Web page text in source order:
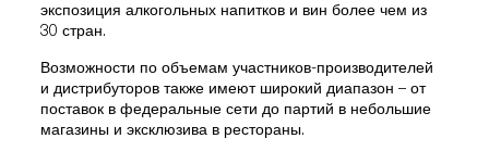
экспозиция алкогольных напитков и вин более чем из
30 стран.
Возможности по объемам участников-производителей
и дистрибуторов также имеют широкий диапазон – от
поставок в федеральные сети до партий в небольшие
магазины и эксклюзива в рестораны.